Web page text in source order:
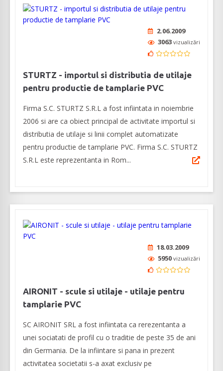
2.06.2009
3063 vizualizări
STURTZ - importul si distributia de utilaje
pentru productie de tamplarie PVC
Firma S.C. STURTZ S.R.L a fost infiintata in noiembrie
2006 si are ca obiect principal de activitate importul si
distributia de utilaje si linii complet automatizate
pentru productie de tamplarie PVC. Firma S.C. STURTZ
S.R.L este reprezentanta in Rom...
18.03.2009
5950 vizualizări
AIRONIT - scule si utilaje - utilaje pentru
tamplarie PVC
SC AIRONIT SRL a fost infiintata ca rerezentanta a
unei sociatati de profil cu o traditie de peste 35 de ani
din Germania. De la infiintare si pana in prezent
activitatea societatii s-a axat exclusiv pe